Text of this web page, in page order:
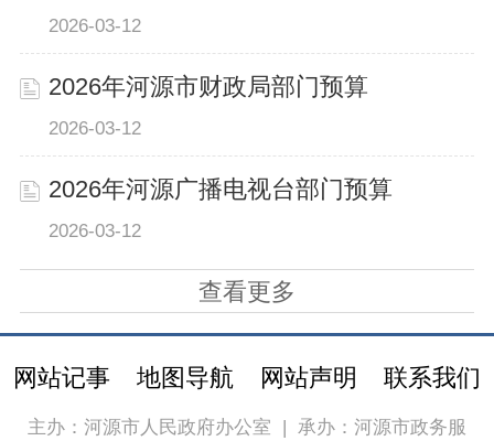
2026-03-12
2026年河源市财政局部门预算
2026-03-12
2026年河源广播电视台部门预算
2026-03-12
查看更多
网站记事 地图导航 网站声明 联系我们
主办：河源市人民政府办公室 承办：河源市政务服